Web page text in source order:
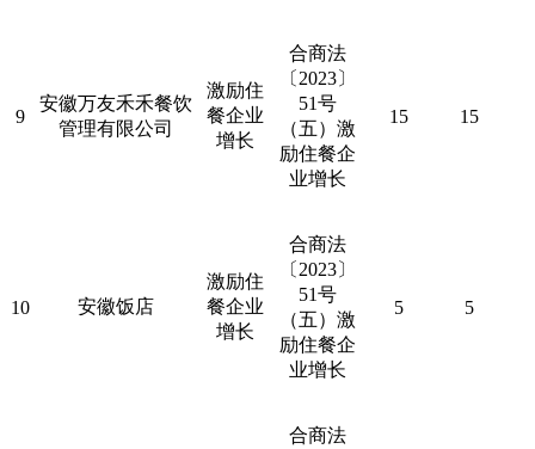
9
安徽万友禾禾餐饮
管理有限公司
激励住
餐企业
增长
合商法
〔 2023〕
51号
（五）激
励住餐企
业增长
15 15
10 安徽饭店
激励住
餐企业
增长
合商法
〔 2023〕
51号
（五）激
励住餐企
业增长
5 5
合商法